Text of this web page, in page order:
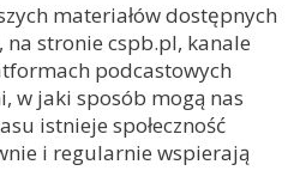
materiałów dostępnych
stronie cspb.pl, kanale
podcastowych
w jaki sposób mogą nas
istnieje społeczność
i regularnie wspierają